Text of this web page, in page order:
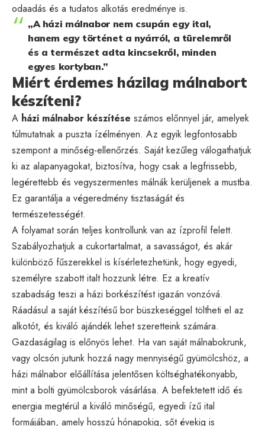
odaadás és a tudatos alkotás eredménye is.
„A házi málnabor nem csupán egy ital,
hanem egy történet a nyárról, a türelemről
és a természet adta kincsekről, minden
egyes kortyban.”
Miért érdemes házilag málnabort
készíteni?
A házi málnabor készítése számos előnnyel jár, amelyek
túlmutatnak a puszta ízélményen. Az egyik legfontosabb
szempont a minőség-ellenőrzés. Saját kezűleg válogathatjuk
ki az alapanyagokat, biztosítva, hogy csak a legfrissebb,
legérettebb és vegyszermentes málnák kerüljenek a mustba.
Ez garantálja a végeredmény tisztaságát és
természetességét.
A folyamat során teljes kontrollunk van az ízprofil felett.
Szabályozhatjuk a cukortartalmat, a savasságot, és akár
különböző fűszerekkel is kísérletezhetünk, hogy egyedi,
személyre szabott italt hozzunk létre. Ez a kreatív
szabadság teszi a házi borkészítést igazán vonzóvá.
Ráadásul a saját készítésű bor büszkeséggel töltheti el az
alkotót, és kiváló ajándék lehet szeretteink számára.
Gazdaságilag is előnyös lehet. Ha van saját málnabokrunk,
vagy olcsón jutunk hozzá nagy mennyiségű gyümölcshöz, a
házi málnabor előállítása jelentősen költséghatékonyabb,
mint a bolti gyümölcsborok vásárlása. A befektetett idő és
energia megtérül a kiváló minőségű, egyedi ízű ital
formájában, amely hosszú hónapokig, sőt évekig is